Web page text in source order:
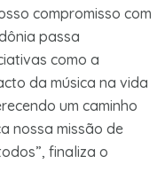
compromisso com
passa
como a
da música na vida
um caminho
nossa missão de
finaliza o